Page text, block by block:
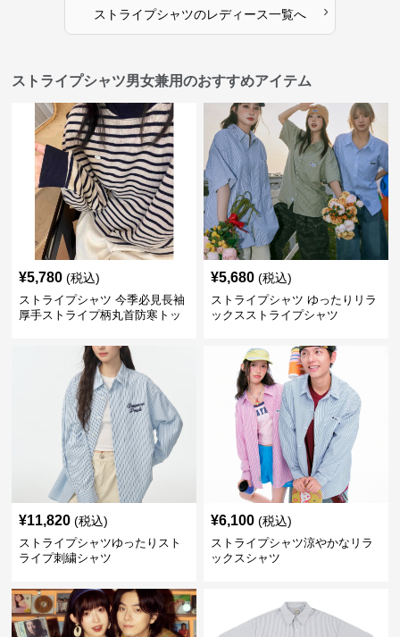
ストライプシャツのレディース一覧へ ›
ストライプシャツ男女兼用のおすすめアイテム
¥5,780 (税込)
ストライプシャツ 今季必見長袖
厚手ストライプ柄丸首防寒トッ
¥5,680 (税込)
ストライプシャツ ゆったりリラ
ックスストライプシャツ
¥11,820 (税込)
ストライプシャツゆったりスト
ライプ刺繍シャツ
¥6,100 (税込)
ストライプシャツ涼やかなリラ
ックスシャツ